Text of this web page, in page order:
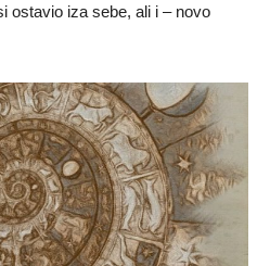
ostavio iza sebe, ali i – novo